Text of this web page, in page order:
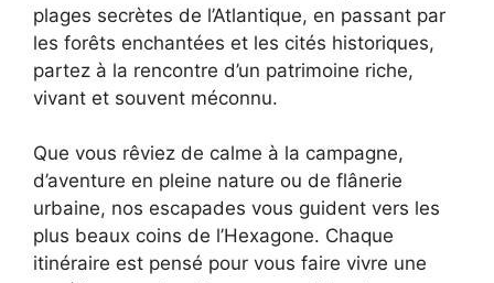
plages secrètes de l’Atlantique, en passant par
les forêts enchantées et les cités historiques,
partez à la rencontre d’un patrimoine riche,
vivant et souvent méconnu.
Que vous rêviez de calme à la campagne,
d’aventure en pleine nature ou de flânerie
urbaine, nos escapades vous guident vers les
plus beaux coins de l’Hexagone. Chaque
itinéraire est pensé pour vous faire vivre une